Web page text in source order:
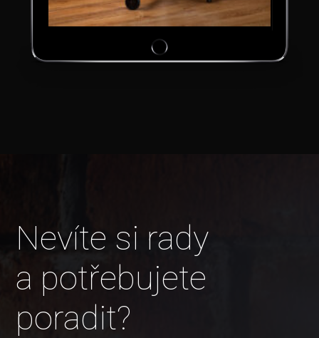
Nevíte si rady
a potřebujete
poradit?